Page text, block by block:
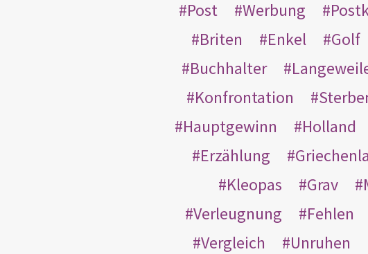
Post
Werbung
Briten
Enkel Golf
Buchhalter
Konfrontation
Hauptgewinn
Holland
Erzählung
Kleopas
Grav
Verleugnung
Fehlen
Vergleich
Unruhen